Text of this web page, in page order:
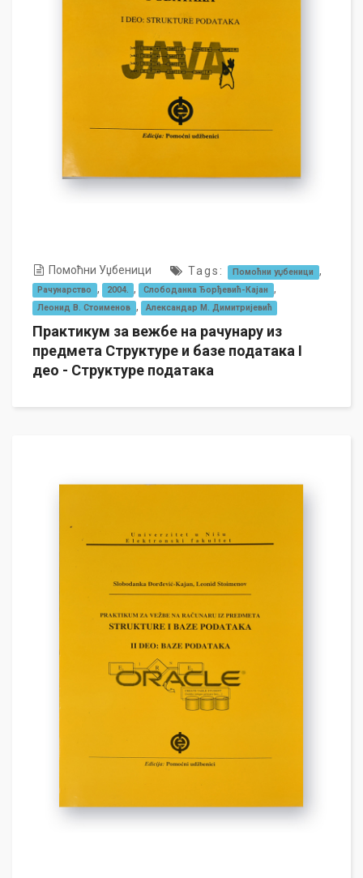
Помоћни Уџбеници Tags: Помоћни уџбеници ,
Рачунарство , 2004. , Слободанка Ђорђевић-Кајан ,
Леонид В. Стоименов , Александар М. Димитријевић
Практикум за вежбе на рачунару из
предмета Структуре и базе података I
део - Структуре података